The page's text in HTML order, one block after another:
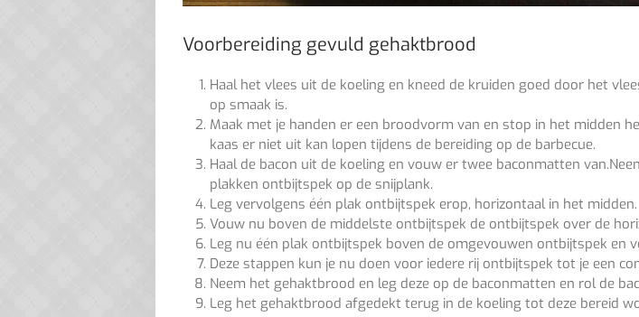
Voorbereiding gevuld gehaktbrood
Haal het vlees uit de koeling en kneed de kruiden goed door het
op smaak is.
Maak met je handen er een broodvorm van en stop in het midden
kaas er niet uit kan lopen tijdens de bereiding op de barbecue.
Haal de bacon uit de koeling en vouw er twee baconmatten
plakken ontbijtspek op de snijplank.
Leg vervolgens één plak ontbijtspek erop, horizontaal in het midden.
Vouw nu boven de middelste ontbijtspek de ontbijtspek over de
Leg nu één plak ontbijtspek boven de omgevouwen ontbijtspek en
Deze stappen kun je nu doen voor iedere rij ontbijtspek tot je een
Neem het gehaktbrood en leg deze op de baconmatten en rol de
Leg het gehaktbrood afgedekt terug in de koeling tot deze bereid